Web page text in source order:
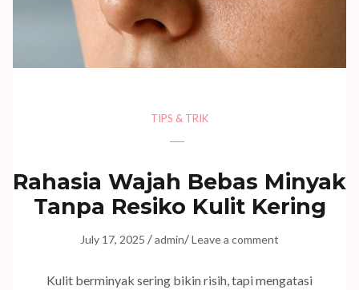
TIPS & TRIK
Rahasia Wajah Bebas Minyak
Tanpa Resiko Kulit Kering
July 17, 2025 /admin/Leave a comment
Kulit berminyak sering bikin risih, tapi mengatasi